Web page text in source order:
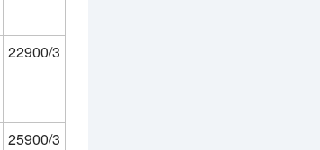
22900/3
25900/3